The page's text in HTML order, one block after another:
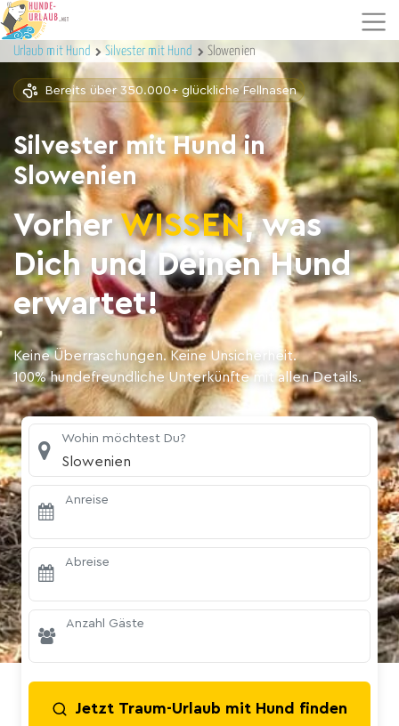
Urlaub mit Hund Silvester mit Hund Slowenien
Bereits über 350.000+ glückliche Fellnasen
Silvester mit Hund in
Slowenien
VorherWISSEN, was
Dich und Deinen Hund
erwartet!
Keine Überraschungen. Keine Unsicherheit.
100% hundefreundliche Unterkünfte mit allen Details.
Wohin möchtest Du?
Slowenien
Anreise
Abreise
Anzahl Gäste
Jetzt Traum-Urlaub mit Hund finden